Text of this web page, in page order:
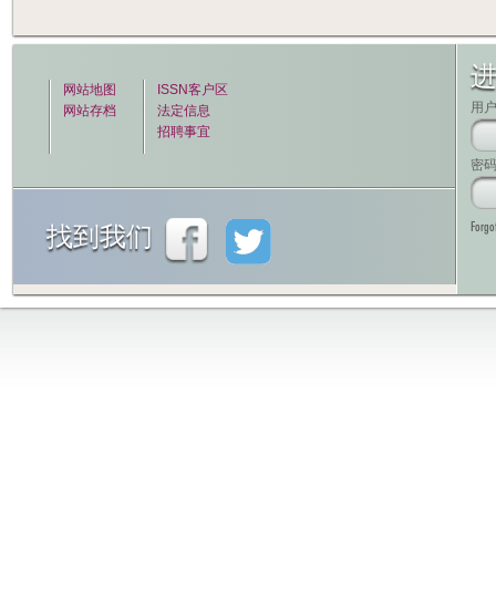
网站地图
网站存档
ISSN客户区
法定信息
招聘事宜
找到我们
用
密码